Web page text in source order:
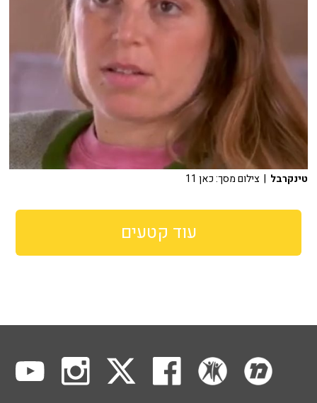
טינקרבל | צילום מסך: כאן 11
עוד קטעים